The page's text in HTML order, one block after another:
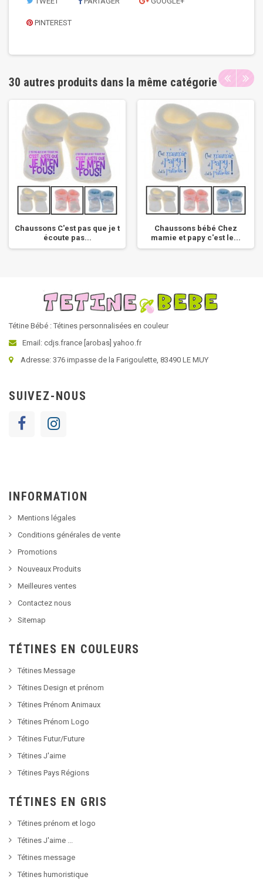
PINTEREST
30 autres produits dans la même catégorie
Chaussons C'est pas que je t
écoute pas...
Chaussons bébé Chez
mamie et papy c'est le...
Tétine Bébé : Tétines personnalisées en couleur
Email: cdjs.france [arobas] yahoo.fr
Adresse: 376 impasse de la Farigoulette, 83490 LE MUY
SUIVEZ-NOUS
INFORMATION
Mentions légales
Conditions générales de vente
Promotions
Nouveaux Produits
Meilleures ventes
Contactez nous
Sitemap
TÉTINES EN COULEURS
Tétines Message
Tétines Design et prénom
Tétines Prénom Animaux
Tétines Prénom Logo
Tétines Futur/Future
Tétines J'aime
Tétines Pays Régions
TÉTINES EN GRIS
Tétines prénom et logo
Tétines J'aime ...
Tétines message
Tétines humoristique